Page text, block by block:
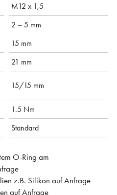
M12 x 1,5
2 – 5 mm
15 mm
21 mm
15/15 mm
1.5 Nm
Standard
O-Ring am
z.B. Silikon auf Anfrage
auf Anfrage